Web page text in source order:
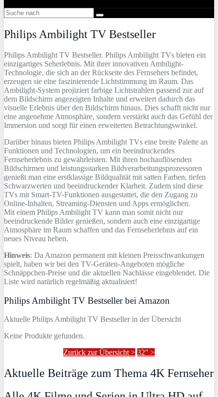
Philips Ambilight TV Bestseller
Philips Ambilight TV Bestseller. Philips Ambilight TVs bieten ein
einzigartiges Seherlebnis. Mit ihrer innovativen Ambilight-
Technologie, die sich an der Rückseite des Fernsehers befindet,
erzeugen sie eine faszinierende Lichtstimmung im Raum. Das
Ambilight-System projiziert farbige Lichtstrahlen passend zur auf
dem Bildschirm angezeigten Inhalte und erweitert dadurch das
visuelle Erlebnis über den Bildschirm hinaus. Dies schafft nicht nur
eine angenehme Atmosphäre, sondern verstärkt auch das Gefühl der
Immersion und sorgt für einen erweiterten Betrachtungswinkel.
Darüber hinaus bieten Philips Ambilight TVs eine breite Palette an
Funktionen und Technologien, um ein beeindruckendes
Fernseherlebnis zu gewährleisten. Mit ihren hochauflösenden
Bildschirmen und leistungsstarken Bildverarbeitungsprozessoren
genießt man eine erstklassige Bildqualität mit satten Farben, tiefen
Schwarzwerten und beeindruckender Klarheit. Zudem sind diese
TVs mit Smart-TV-Funktionen ausgestattet, die den Zugang zu
Online-Inhalten, Streaming-Diensten und Apps ermöglichen.
Mit einem Philips Ambilight TV kann man somit nicht nur
beeindruckende Bilder genießen, sondern auch eine einzigartige
Atmosphäre im Raum schaffen und das Fernseherlebnis auf ein
neues Niveau heben.
Hinweis: Da Amazon permanent mit kleinen Preisschwankungen
spielt, haben wir bei den TV-Geräten-Angeboten mögliche
Schnäppchen-Preise und die aktuellen Nachlässe eingeblendet. Die
Liste wird natürlich regelmäßig aktualisiert!
Philips Ambilight TV Bestseller bei Amazon
Aktuelle Philips Ambilight TV Bestseller in der Übersicht
Keine Produkte gefunden.
Zurück zur Übersicht > 32″ >
Aktuelle Beiträge zum Thema 4K Fernseher